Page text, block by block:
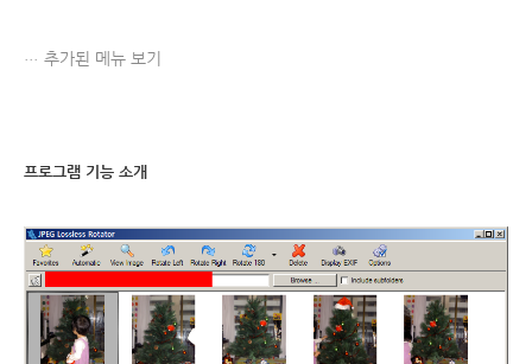
추가된 메뉴 보기
프로그램 기능 소개